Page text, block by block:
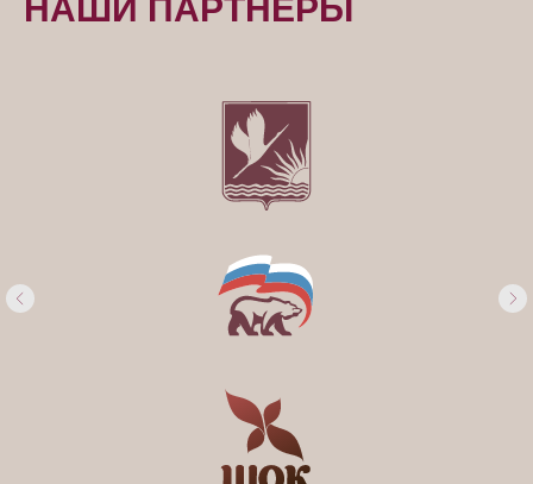
НАШИ ПАРТНЁРЫ